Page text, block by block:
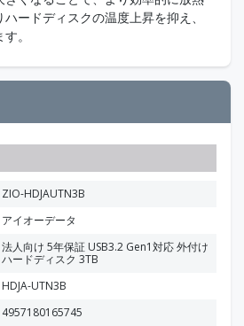
ードディスクの温度上昇を抑え、
。
ZIO-HDJAUTN3B
アイオーデータ
法人向け 5年保証 USB3.2 Gen1対応 外付け
ハードディスク 3TB
HDJA-UTN3B
4957180165745